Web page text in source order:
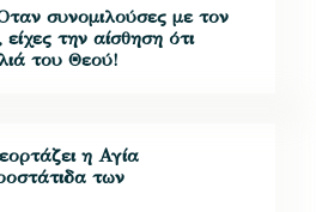
συνομιλούσες με τον
την αίσθηση ότι
του Θεού!
η Αγία
των